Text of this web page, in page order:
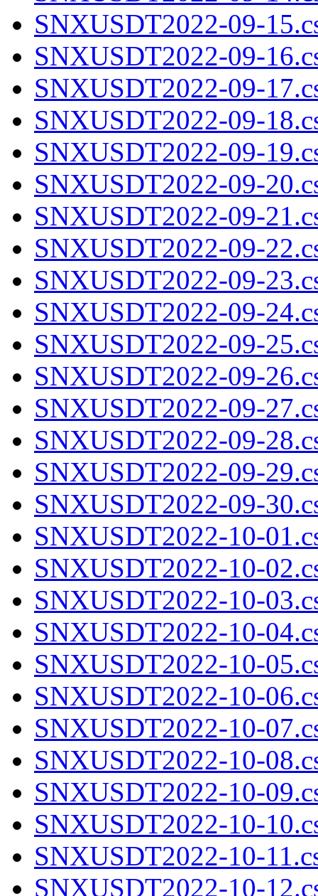
SNXUSDT2022-09-
SNXUSDT2022-09-
SNXUSDT2022-09-
SNXUSDT2022-09-
SNXUSDT2022-09-
SNXUSDT2022-09-
SNXUSDT2022-09-
SNXUSDT2022-09-
SNXUSDT2022-09-
SNXUSDT2022-09-
SNXUSDT2022-09-
SNXUSDT2022-09-
SNXUSDT2022-09-
SNXUSDT2022-09-
SNXUSDT2022-09-
SNXUSDT2022-09-
SNXUSDT2022-10-
SNXUSDT2022-10-
SNXUSDT2022-10-
SNXUSDT2022-10-
SNXUSDT2022-10-
SNXUSDT2022-10-
SNXUSDT2022-10-
SNXUSDT2022-10-
SNXUSDT2022-10-
SNXUSDT2022-10-
SNXUSDT2022-10-
SNXUSDT2022-10-